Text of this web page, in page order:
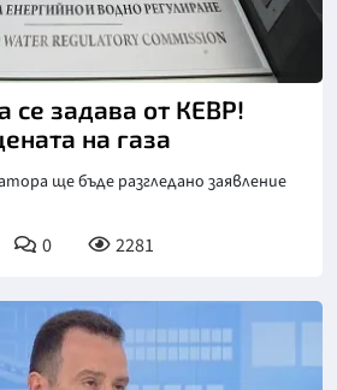
се задава от КЕВР!
на газа
ще бъде разгледано заявление
0 2281